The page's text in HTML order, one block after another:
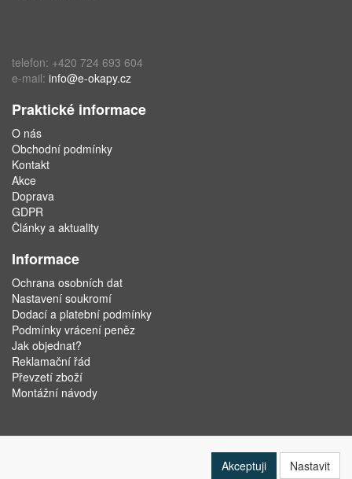
telefon: +420 724 693 604
e-mail: info@e-okapy.cz
Praktické informace
O nás
Obchodní podmínky
Kontakt
Akce
Doprava
GDPR
Články a aktuality
Informace
Ochrana osobních dat
Nastavení soukromí
Dodací a platební podmínky
Podmínky vrácení peněz
Jak objednat?
Reklamační řád
Převzetí zboží
Montážní návody
Akceptuji Nastavit